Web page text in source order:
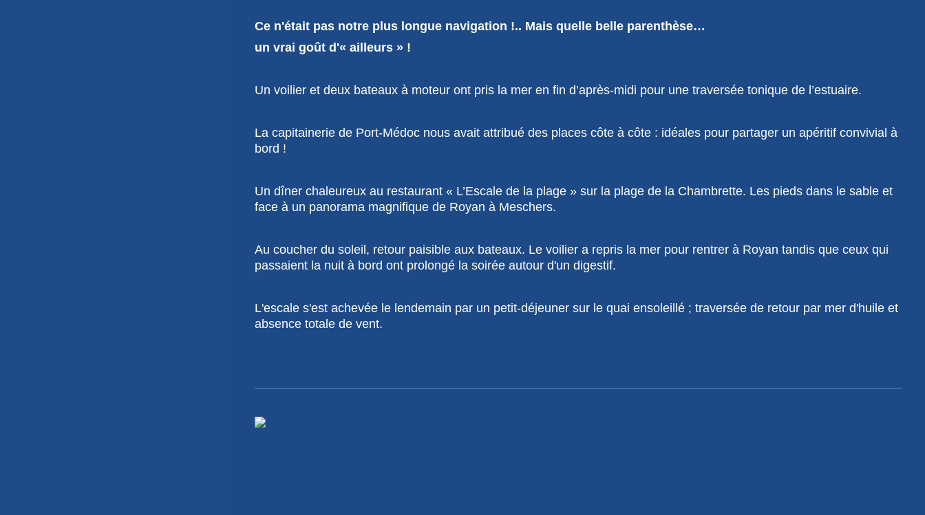
Ce n'était pas notre plus longue navigation !.. Maisquelle belle parenthèse…
un vrai goût d'« ailleurs » !
Un voilier et deux bateaux à moteur ont pris la mer en fin d’après-midi pour une traversée tonique de l’estuaire.
La capitainerie de Port-Médoc nous avait attribué des places côte à côte : idéales pour partager un apéritif convivial à
bord !
Un dîner chaleureux au restaurant « L’Escale de la plage » sur la plage de la Chambrette. Les pieds dans le sable et
face à un panorama magnifique de Royan à Meschers.
Au coucher du soleil, retour paisible aux bateaux. Le voilier a repris la mer pour rentrer à Royan tandis que ceux qui
passaient la nuit à bord ont prolongé la soirée autour d'un digestif.
L'escale s'est achevée le lendemain par un petit-déjeuner sur le quai ensoleillé ; traversée de retour par mer d'huile et
absence totale de vent.